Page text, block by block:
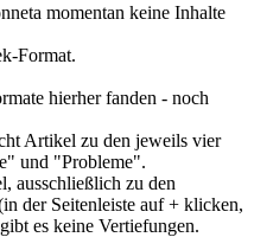
momentan keine Inhalte
Format.
hierher fanden - noch
Artikel zu den jeweils vier
und "Probleme".
ausschließlich zu den
der Seitenleiste auf + klicken,
es keine Vertiefungen.